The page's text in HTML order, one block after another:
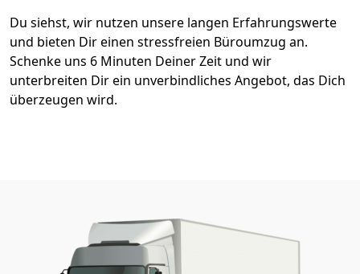
Du siehst, wir nutzen unsere langen Erfahrungswerte
und bieten Dir einen stressfreien Büroumzug an.
Schenke uns 6 Minuten Deiner Zeit und wir
unterbreiten Dir ein unverbindliches Angebot, das Dich
überzeugen wird.